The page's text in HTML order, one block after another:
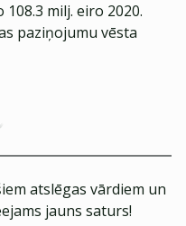
milj. eiro 2020.
paziņojumu vēsta
atslēgas vārdiem un
jauns saturs!